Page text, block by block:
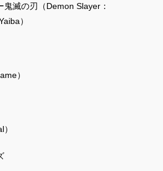
鬼滅の刃（Demon Slayer：
）
）